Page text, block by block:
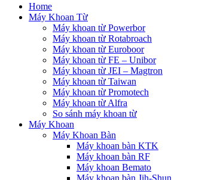
Home
Máy Khoan Từ
Máy khoan từ Powerbor
Máy khoan từ Rotabroach
Máy khoan từ Euroboor
Máy khoan từ FE – Unibor
Máy khoan từ JEI – Magtron
Máy khoan từ Taiwan
Máy khoan từ Promotech
Máy khoan từ Alfra
So sánh máy khoan từ
Máy Khoan
Máy Khoan Bàn
Máy khoan bàn KTK
Máy khoan bàn RF
Máy khoan Bemato
Máy khoan bàn Jih-Shun